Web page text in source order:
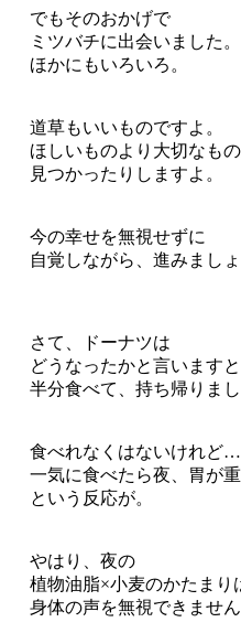
でもそのおかげで
ミツバチに出会いました。
ほかにもいろいろ。
道草もいいものですよ。
ほしいものより大切なも
見つかったりしますよ。
今の幸せを無視せずに
自覚しながら、進みましょ
さて、ドーナツは
どうなったかと言いますと
半分食べて、持ち帰りまし
食べれなくはないけれど…
一気に食べたら夜、胃が
という反応が。
やはり、夜の
植物油脂×小麦のかたまり
身体の声を無視できません